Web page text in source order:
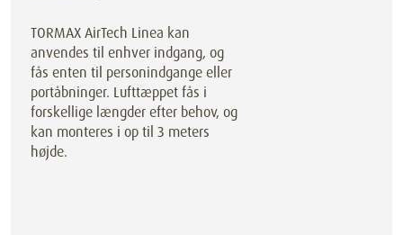
TORMAX AirTech Linea kan
anvendes til enhver indgang, og
fås enten til personindgange eller
portåbninger. Lufttæppet fås i
forskellige længder efter behov, og
kan monteres i op til 3 meters
højde.